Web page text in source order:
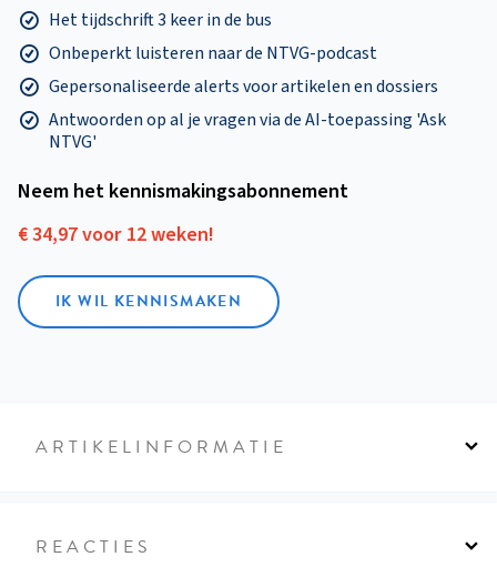
Het tijdschrift 3 keer in de bus
Onbeperkt luisteren naar de NTVG-podcast
Gepersonaliseerde alerts voor artikelen en dossiers
Antwoorden op al je vragen via de AI-toepassing 'Ask
NTVG'
Neem het kennismakings­abonnement
€ 34,97 voor 12 weken!
IK WIL KENNISMAKEN
ARTIKELINFORMATIE
REACTIES